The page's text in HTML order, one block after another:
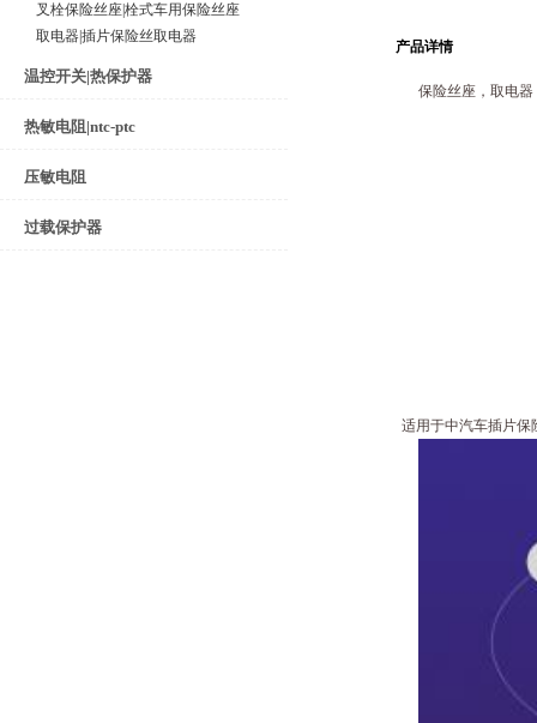
叉栓保险丝座|栓式车用保险丝座
取电器|插片保险丝取电器
温控开关|热保护器
热敏电阻|ntc-ptc
压敏电阻
过载保护器
产品详情
保险丝座，取电
适用于中汽车插片保